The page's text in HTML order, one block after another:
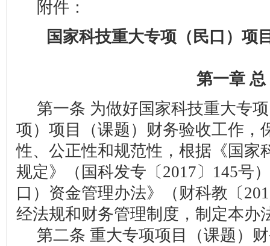
附件：
国家科技重大专项（民口）项
第一章 总
第一条 为做好国家科技重大专
项）项目（课题）财务验收工作，
性、公正性和规范性，根据《国家
规定》（国科发专〔2017〕145号
口）资金管理办法》（财科教〔
经法规和财务管理制度，制定本办
第二条 重大专项项目（课题）